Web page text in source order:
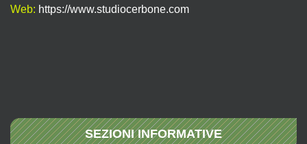
Web: https://www.studiocerbone.com
SEZIONI INFORMATIVE